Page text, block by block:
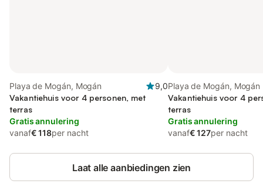
Playa de Mogán, Mogán
9,0
Vakantiehuis voor 4 personen, met
terras
Gratis annulering
vanaf€ 118per nacht
Playa de Mogán, Mogán
Vakantiehuis voor 4
terras
Gratis annulering
vanaf€ 127per nacht
Laat alle aanbiedingen zien